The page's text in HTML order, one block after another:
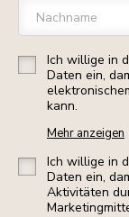
Nachname
Ich willige in
Daten ein,
kann.
Mehr anzeigen
Ich willige in
Daten ein,
Aktivitäten